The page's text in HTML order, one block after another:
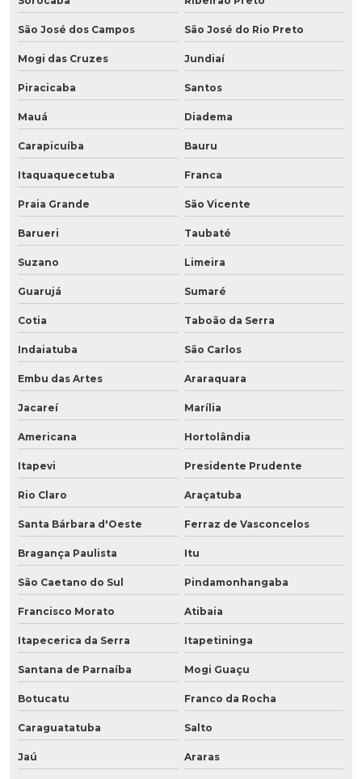
São José dos Campos São José do Rio Preto
Mogi das Cruzes Jundiaí
Piracicaba Santos
Mauá Diadema
Carapicuíba Bauru
Itaquaquecetuba Franca
Praia Grande São Vicente
Barueri Taubaté
Suzano Limeira
Guarujá Sumaré
Cotia Taboão da Serra
Indaiatuba São Carlos
Embu das Artes Araraquara
Jacareí Marília
Americana Hortolândia
Itapevi Presidente Prudente
Rio Claro Araçatuba
Santa Bárbara d'Oeste Ferraz de Vasconcelos
Bragança Paulista Itu
São Caetano do Sul Pindamonhangaba
Francisco Morato Atibaia
Itapecerica da Serra Itapetininga
Santana de Parnaíba Mogi Guaçu
Botucatu Franco da Rocha
Caraguatatuba Salto
Jaú Araras